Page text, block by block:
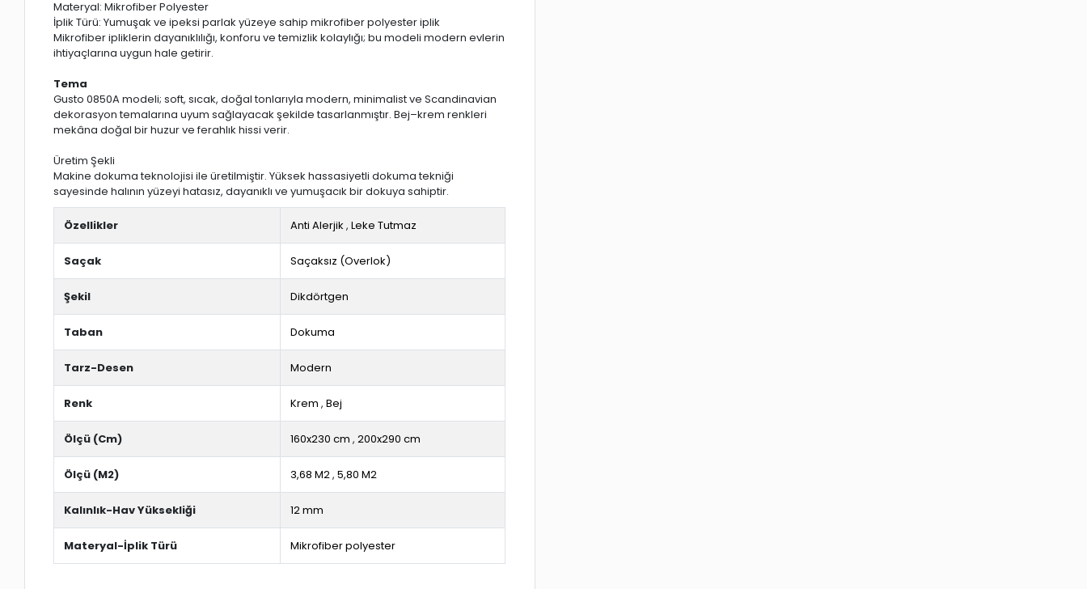
Materyal: Mikrofiber Polyester
İplik Türü: Yumuşak ve ipeksi parlak yüzeye sahip mikrofiber polyester iplik
Mikrofiber ipliklerin dayanıklılığı, konforu ve temizlik kolaylığı; bu modeli modern evlerin
ihtiyaçlarına uygun hale getirir.
Tema
Gusto 0850A modeli; soft, sıcak, doğal tonlarıyla modern, minimalist ve Scandinavian
dekorasyon temalarına uyum sağlayacak şekilde tasarlanmıştır. Bej–krem renkleri
mekâna doğal bir huzur ve ferahlık hissi verir.
Üretim Şekli
Makine dokuma teknolojisi ile üretilmiştir. Yüksek hassasiyetli dokuma tekniği
sayesinde halının yüzeyi hatasız, dayanıklı ve yumuşacık bir dokuya sahiptir.
Özellikler Anti Alerjik ,Leke Tutmaz
Saçak Saçaksız (Overlok)
Şekil Dikdörtgen
Taban Dokuma
Tarz-Desen Modern
Renk Krem ,Bej
Ölçü (Cm) 160x230 cm ,200x290 cm
Ölçü (M2) 3,68 M2,5,80 M2
Kalınlık-Hav Yüksekliği 12 mm
Materyal-İplik Türü Mikrofiber polyester